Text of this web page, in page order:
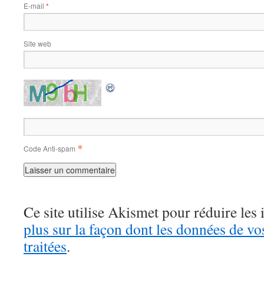
E-mail *
Site web
Code Anti-spam *
Ce site utilise Akismet pour réduire les
plus sur la façon dont les données de
traitées.